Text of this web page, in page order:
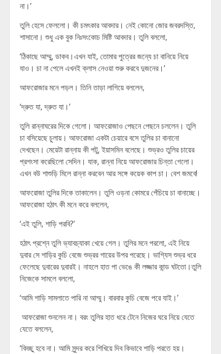
না।’
তুলি হেসে ফেললো। কী চমৎকার আবদার। নেই কোনো জোর জবরদস্তি,
শাসানো। শুধু এক বুক নিঃসংকোচ মিষ্টি আবদার। তুলি বললো,
‘ঠিকাছে আম্মু, ডাকব।এখন যাই, তোমার পুত্রের জন্যে চা বানিয়ে নিয়ে
যাও। চা না পেলে এখনই ক্লাস নেওয়া শুরু করবে দুজনের।’
আফরোজার মনে পড়ল। তিনি তাড়া লাগিয়ে বললেন,
‘দ্রুত যা, দ্রুত যা।’
তুলি রান্নাঘরের দিকে গেলো। আফরোজাও পেছনে পেছনে চললেন। তুলি
চা বসিয়েছে চুলায়। আফরোজা একটা চেয়ারে বসে তুলির চা বানানো
দেখছেন। মেয়েটা রান্নায় কী পটু, ইয়াসমিন বলেছে। শুভ্রও তুলির চায়ের
প্রশংসা করেছিলো সেদিন। যাক, রান্না নিয়ে আফরোজার চিন্তা গেলো।
এখন বউ শাশুড়ি মিলে রান্না করবেন আর সঙ্গে কয়েক কাপ চা। বেশ জমবে!
আফরোজা তুলির দিকে তাকালেন। তুলি ওড়না কোমরে পেঁচিয়ে চা বানাচ্ছে।
আফরোজা হঠাৎ কী মনে করে বললেন,
‘এই তুলি, শাড়ি পরবি?’
হঠাৎ প্রশ্নে তুলি ভ্যাবচ্যাকা খেয়ে গেল। তুলির মনে পরলো, এই নিয়ে
দুবার সে শাড়ির কুচি বেজে শুভ্রর গায়ের উপর পরেছে। ভাগ্যিস শুভ্র ধরে
ফেলেছে দুবারের দুবারই। নাহলে হাত পা ভেঙে কী লজ্জার কান্ড ঘটতো।তুলি
নিজেকে সামলে বললো,
‘আমি শাড়ি সামলাতে পারি না আম্মু। বারবার কুচি বেজে পরে যাই।’
আফরোজা শুনলেন না। বরং তুলির হাত ধরে টেনে নিজের ঘরে নিয়ে যেতে
যেতে বললেন,
‘কিচ্ছু হবে না। আমি সুন্দর করে শিখিয়ে দিব কিভাবে শাড়ি পরতে হয়।